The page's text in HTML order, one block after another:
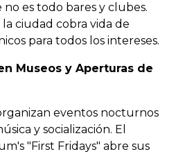
no es todo bares y clubes.
ciudad cobra vida de
para todos los intereses.
Museos y Aperturas de
eventos nocturnos
y socialización. El
"First Fridays" abre sus